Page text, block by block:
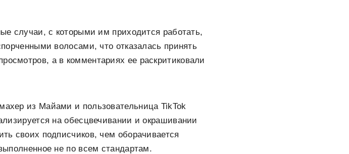
случаи, с которыми им приходится работать,
волосами, что отказалась принять
а в комментариях ее раскритиковали
из Майами и пользовательница TikTok
на обесцвечивании и окрашивании
своих подписчиков, чем оборачивается
не по всем стандартам.